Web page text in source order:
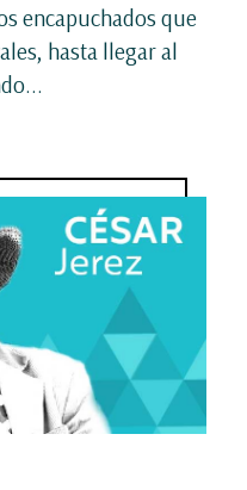
encapuchados que
hasta llegar al